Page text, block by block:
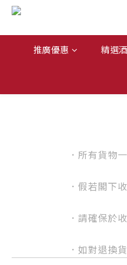
推廣優惠 精選
．所有貨物
．假若閣下
．請確保於
．如對退換